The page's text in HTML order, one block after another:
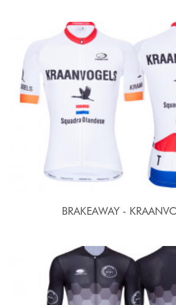
BRAKEAWAY -